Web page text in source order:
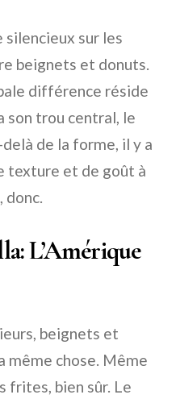
silencieux sur les
beignets et donuts.
différence réside
son trou central, le
de la forme, il y a
texture et de goût à
donc.
L’Amérique
beignets et
même chose. Même
frites, bien sûr. Le